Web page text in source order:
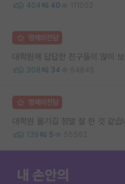
404 40 111052
명예의전당
대학원에 답답한 친구들이 많이 보
308 34 64845
명예의전당
대학원 옮기길 정말 잘 한 것 같습
139 5 55562